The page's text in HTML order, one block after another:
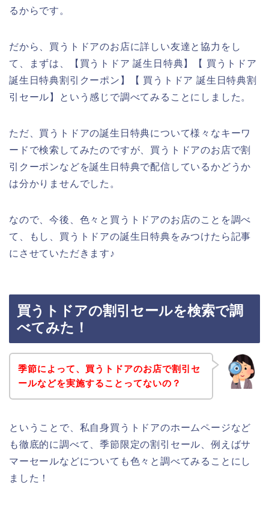
るからです。
だから、買うトドアのお店に詳しい友達と協力をし
て、まずは、【買うトドア 誕生日特典】【 買うトドア
誕生日特典割引クーポン】【 買うトドア 誕生日特典割
引セール】という感じで調べてみることにしました。
ただ、買うトドアの誕生日特典について様々なキーワ
ードで検索してみたのですが、買うトドアのお店で割
引クーポンなどを誕生日特典で配信しているかどうか
は分かりませんでした。
なので、今後、色々と買うトドアのお店のことを調べ
て、もし、買うトドアの誕生日特典をみつけたら記事
にさせていただきます♪
買うトドアの割引セールを検索で調
べてみた！
季節によって、買うトドアのお店で割引セ
ールなどを実施することってないの？
ということで、私自身買うトドアのホームページなど
も徹底的に調べて、季節限定の割引セール、例えばサ
マーセールなどについても色々と調べてみることにし
ました！